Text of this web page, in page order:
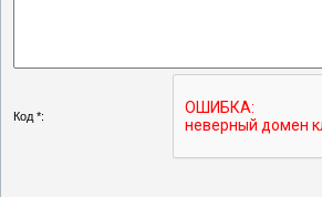
Код *: